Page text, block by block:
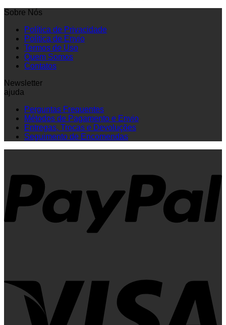
Sobre Nós
Política de Privacidade
Política de Envio
Termos de Uso
Quem Somos
Contatos
Newsletter
ajuda
Perguntas Frequentes
Métodos de Pagamento e Envio
Entregas, Trocas e Devoluções
Seguimento de Encomendas